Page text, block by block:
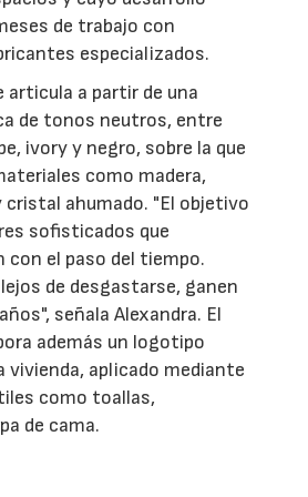
de trabajo con
especializados.
articula a partir de una
de tonos neutros, entre
ivory y negro, sobre la que
como madera,
cristal ahumado. "El objetivo
sofisticados que
con el paso del tiempo.
de desgastarse, ganen
señala Alexandra. El
además un logotipo
vivienda, aplicado mediante
como toallas,
de cama.